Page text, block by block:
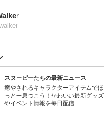
スヌーピーたちの最新ニュース
癒やされるキャラクターアイテムでほ
っと一息つこう！かわいい最新グッズ
やイベント情報を毎日配信